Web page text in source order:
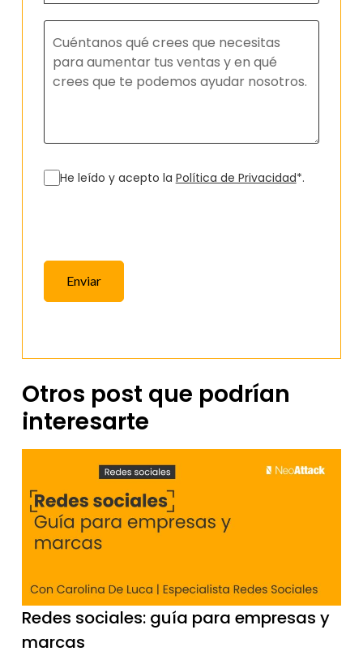
He leído y acepto la Política de Privacidad*.
Enviar
Otros post que podrían
interesarte
Redes sociales: guía para empresas y
marcas